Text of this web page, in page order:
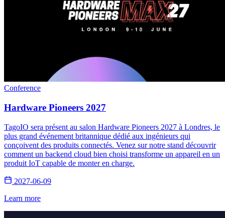
Conference
Hardware Pioneers 2027
TagoIO sera présent au salon Hardware Pioneers 2027 à Londres, le
plus grand événement britannique dédié aux ingénieurs qui
conçoivent des produits connectés. Venez sur notre stand découvrir
comment un backend cloud bien choisi transforme un appareil en un
produit IoT capable de monter en charge.
2027-06-09
Learn more